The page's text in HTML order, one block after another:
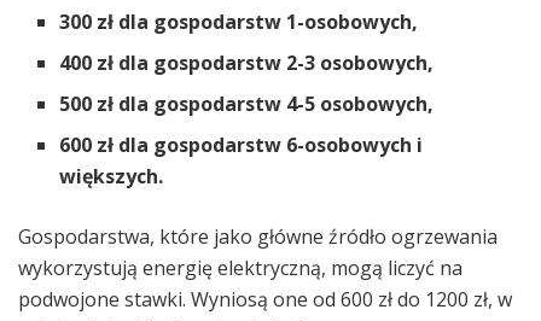
300 zł dla gospodarstw 1-osobowych,
400 zł dla gospodarstw 2-3 osobowych,
500 zł dla gospodarstw 4-5 osobowych,
600 zł dla gospodarstw 6-osobowych i
większych.
Gospodarstwa, które jako główne źródło ogrzewania
wykorzystują energię elektryczną, mogą liczyć na
podwojone stawki. Wyniosą one od 600 zł do 1200 zł, w